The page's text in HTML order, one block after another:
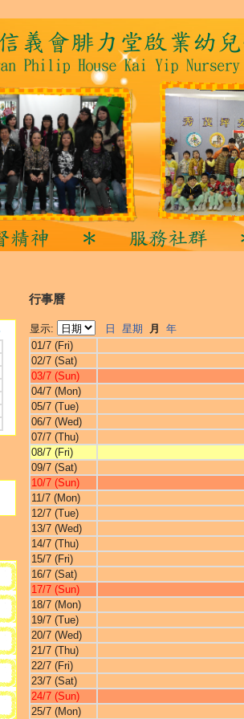
行事曆
显示: 日 星期 月 年
01/7 (Fri)
02/7 (Sat)
03/7 (Sun)
04/7 (Mon)
05/7 (Tue)
06/7 (Wed)
07/7 (Thu)
08/7 (Fri)
09/7 (Sat)
10/7 (Sun)
11/7 (Mon)
12/7 (Tue)
13/7 (Wed)
14/7 (Thu)
15/7 (Fri)
16/7 (Sat)
17/7 (Sun)
18/7 (Mon)
19/7 (Tue)
20/7 (Wed)
21/7 (Thu)
22/7 (Fri)
23/7 (Sat)
24/7 (Sun)
25/7 (Mon)